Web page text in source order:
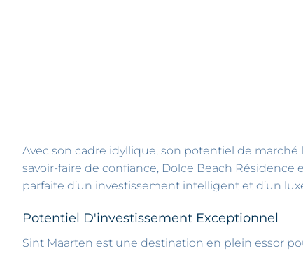
Avec son cadre idyllique, son potentiel de marché
savoir-faire de confiance, Dolce Beach Résidence
parfaite d’un investissement intelligent et d’un
Potentiel D'investissement Exceptionnel
Sint Maarten est une destination en plein essor